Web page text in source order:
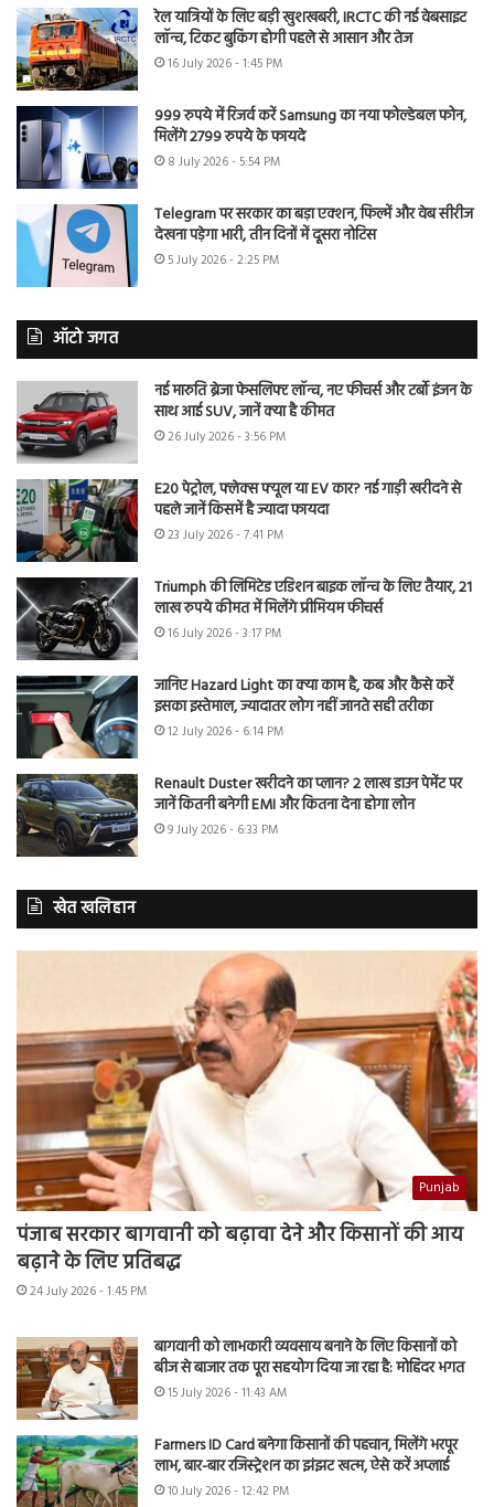
रेल यात्रियों के लिए बड़ी खुशखबरी, IRCTC की नई वेबसाइट
लॉन्च, टिकट बुकिंग होगी पहले से आसान और तेज
16 July 2026 - 1:45 PM
999 रुपये में रिजर्व करें Samsung का नया फोल्डेबल फोन,
मिलेंगे 2799 रुपये के फायदे
8 July 2026 - 5:54 PM
Telegram पर सरकार का बड़ा एक्शन, फिल्में और वेब सीरीज
देखना पड़ेगा भारी, तीन दिनों में दूसरा नोटिस
5 July 2026 - 2:25 PM
ऑटो जगत
नई मारुति ब्रेजा फेसलिफ्ट लॉन्च, नए फीचर्स और टर्बो इंजन के
साथ आई SUV, जानें क्या है कीमत
26 July 2026 - 3:56 PM
E20 पेट्रोल, फ्लेक्स फ्यूल या EV कार? नई गाड़ी खरीदने से
पहले जानें किसमें है ज्यादा फायदा
23 July 2026 - 7:41 PM
Triumph की लिमिटेड एडिशन बाइक लॉन्च के लिए तैयार, 21
लाख रुपये कीमत में मिलेंगे प्रीमियम फीचर्स
16 July 2026 - 3:17 PM
जानिए Hazard Light का क्या काम है, कब और कैसे करें
इसका इस्तेमाल, ज्यादातर लोग नहीं जानते सही तरीका
12 July 2026 - 6:14 PM
Renault Duster खरीदने का प्लान? 2 लाख डाउन पेमेंट पर
जानें कितनी बनेगी EMI और कितना देना होगा लोन
9 July 2026 - 6:33 PM
खेत खलिहान
Punjab
पंजाब सरकार बागवानी को बढ़ावा देने और किसानों की आय
बढ़ाने के लिए प्रतिबद्ध
24 July 2026 - 1:45 PM
बागवानी को लाभकारी व्यवसाय बनाने के लिए किसानों को
बीज से बाजार तक पूरा सहयोग दिया जा रहा है: मोहिंदर भगत
15 July 2026 - 11:43 AM
Farmers ID Card बनेगा किसानों की पहचान, मिलेंगे भरपूर
लाभ, बार-बार रजिस्ट्रेशन का झंझट खत्म, ऐसे करें अप्लाई
10 July 2026 - 12:42 PM